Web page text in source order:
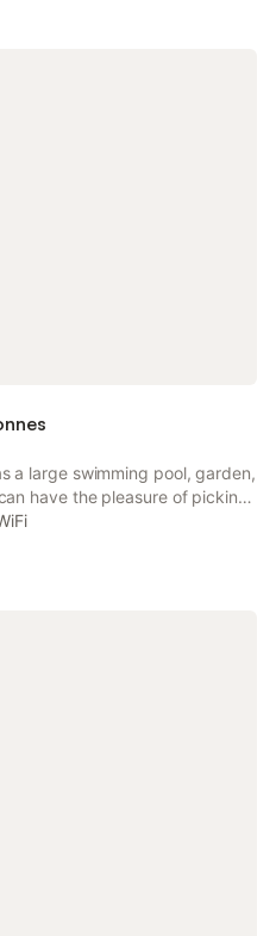
a large swimming pool, garden,
have the pleasure of picking